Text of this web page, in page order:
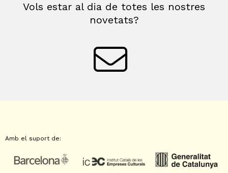
Vols estar al dia de totes les nostres
novetats?
Amb el suport de: